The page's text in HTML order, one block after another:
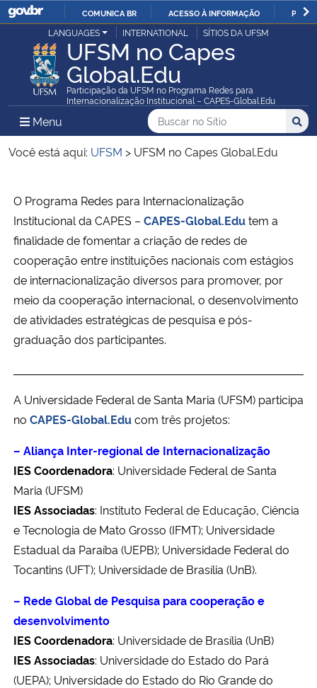
IR
PARA
O
CONTEÚDO
COMUNICA BR ACESSO À INFORMAÇÃO
Ministério da Justiça e Segurança Pública
Ministério da Defesa
Ministério da Infraestrutura
Ministério da Agricultura, Pecuária e Abastecimento
Ministério de Minas e Energia
Ministério do Meio Ambiente
Ministério do Turismo
Ministério do Desenvolvimento Regional
Ministério da Mulher, da Família e dos Direitos Humanos
Secretaria-Geral
LANGUAGES INTERNATIONAL SÍTIOS DA UFSM
UFSM no Capes
Global.Edu
Participação da UFSM no Programa Redes para
Internacionalização Institucional – CAPES-Global.Edu
Menu Menu Principal do Sítio
Busca
Buscar no no Sítio
Busca:
Você está aqui: UFSM > UFSM no Capes Global.Edu
O Programa Redes para Internacionalização
Institucional da CAPES – CAPES-Global.Edutem a
finalidade de fomentar a criação de redes de
cooperação entre instituições nacionais com estágios
de internacionalização diversos para promover, por
meio da cooperação internacional, o desenvolvimento
de atividades estratégicas de pesquisa e pós-
graduação dos participantes.
A Universidade Federal de Santa Maria (UFSM) participa
no CAPES-Global.Educom três projetos:
– Aliança Inter-regional de Internacionalização
IESCoordenadora: Universidade Federal de Santa
Maria (UFSM)
IES Associadas: Instituto Federal de Educação, Ciência
e Tecnologia de Mato Grosso (IFMT); Universidade
Estadual da Paraíba (UEPB); Universidade Federal do
Tocantins (UFT); Universidade de Brasília (UnB).
– Rede Global de Pesquisa para cooperação e
desenvolvimento
IESCoordenadora: Universidade de Brasília (UnB)
IES Associadas: Universidade do Estado do Pará
(UEPA); Universidade do Estado do Rio Grande do